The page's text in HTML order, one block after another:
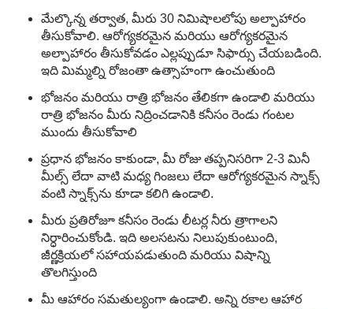
మేల్కొన్న తర్వాత, మీరు 30 నిమిషాలలోపు అల్పాహారం
తీసుకోవాలి. ఆరోగ్యకరమైన మరియు ఆరోగ్యకరమైన
అల్పాహారం తీసుకోవడం ఎల్లప్పుడూ సిఫార్సు చేయబడింది.
ఇది మిమ్మల్ని రోజంతా ఉత్సాహంగా ఉంచుతుంది
భోజనం మరియు రాత్రి భోజనం తేలికగా ఉండాలి మరియు
రాత్రి భోజనం మీరు నిద్రించడానికి కనీసం రెండు గంటల
ముందు తీసుకోవాలి
ప్రధాన భోజనం కాకుండా, మీ రోజు తప్పనిసరిగా 2-3 మినీ
మీల్స్ లేదా వాటి మధ్య గింజలు లేదా ఆరోగ్యకరమైన స్నాక్స్
వంటి స్నాక్స్‌ను కూడా కలిగి ఉండాలి.
మీరు ప్రతిరోజూ కనీసం రెండు లీటర్ల నీరు త్రాగాలని
నిర్ధారించుకోండి. ఇది అలసటను నిలుపుకుంటుంది,
జీర్ణక్రియలో సహాయపడుతుంది మరియు విషాన్ని
తొలగిస్తుంది
మీ ఆహారం సమతుల్యంగా ఉండాలి. అన్ని రకాల ఆహార